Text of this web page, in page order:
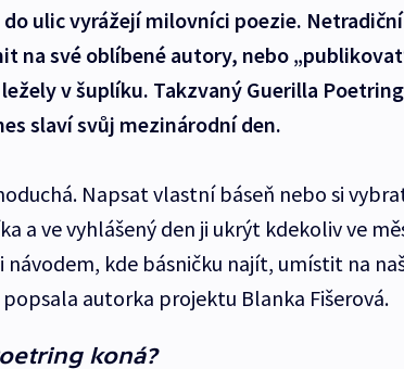
ulic vyrážejí milovníci poezie. Netradiční
na své oblíbené autory, nebo
v šuplíku. Takzvaný Guerilla
slaví svůj mezinárodní den.
Napsat vlastní báseň nebo si
a ve vyhlášený den ji ukrýt kdekoliv ve
kde básničku najít, umístit na
autorka projektu Blanka Fišerová.
koná?